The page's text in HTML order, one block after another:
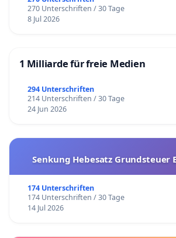
270 Unterschriften / 30 Tage
8 Jul 2026
1 Milliarde für freie Medien
294 Unterschriften
214 Unterschriften / 30 Tage
24 Jun 2026
Senkung Hebesatz Grundsteuer
174 Unterschriften
174 Unterschriften / 30 Tage
14 Jul 2026